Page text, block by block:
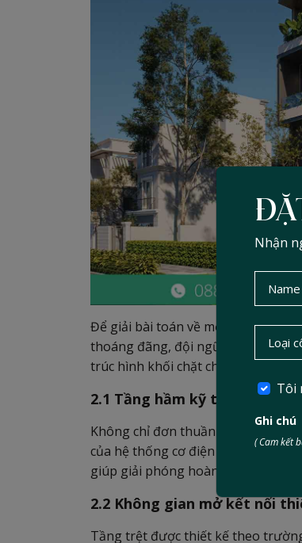
Để giải bài toán về một không
thoáng đãng, đội ngũ Kiến trúc sư
trúc hình khối chặt chẽ:
2.1 Tầng hầm kỹ thuật và
Không chỉ đơn thuần là nơi để xe,
của hệ thống cơ điện (MEP) và
giúp giải phóng hoàn toàn không
2.2 Không gian mở kết nối
Tầng trệt được thiết kế theo
Nhận
Tôi
Ghi chú
( Cam kết